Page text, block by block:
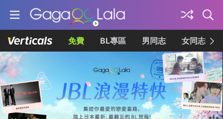
免費 BL專區 男同志 女同志
Homepage